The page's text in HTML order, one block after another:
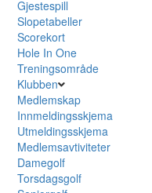
Gjestespill
Slopetabeller
Scorekort
Hole In One
Treningsområde
Klubben
Medlemskap
Innmeldingsskjema
Utmeldingsskjema
Medlemsavtiviteter
Damegolf
Torsdagsgolf